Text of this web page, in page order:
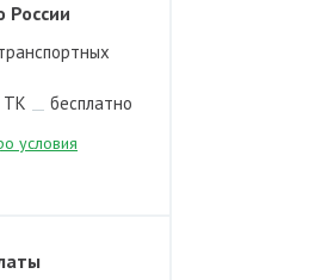
России
ТК
бесплатно
условия